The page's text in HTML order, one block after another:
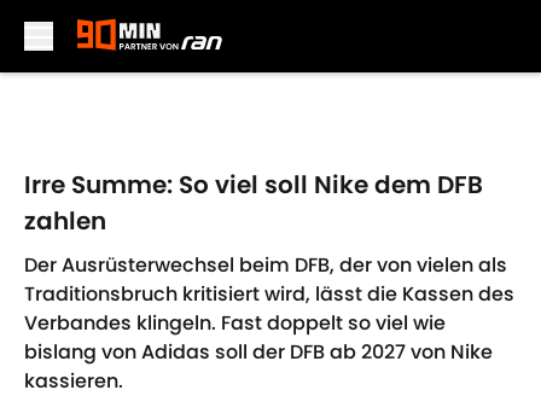
Irre Summe: So viel soll Nike dem DFB
zahlen
Der Ausrüsterwechsel beim DFB, der von vielen als
Traditionsbruch kritisiert wird, lässt die Kassen des
Verbandes klingeln. Fast doppelt so viel wie
bislang von Adidas soll der DFB ab 2027 von Nike
kassieren.